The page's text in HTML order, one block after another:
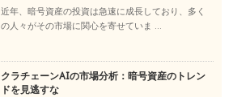
近年、暗号資産の投資は急速に成長しており、多く
の人々がその市場に関心を寄せていま ...
クラチェーンAIの市場分析：暗号資産のトレン
ドを見逃すな